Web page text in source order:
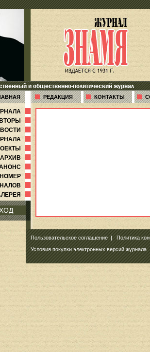
и общественно-политический журнал
РЕДАКЦИЯ КОНТАКТЫ
АРХИВ
НОМЕР
Пользовательское соглашение|Политика
Условия покупки электронных версий журнала